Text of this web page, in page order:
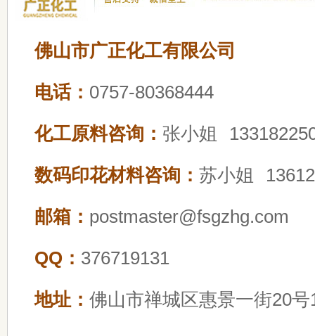
佛山市广正化工有限公司
电话： 0757-80368444
化工原料咨询： 张小姐
数码印花材料咨询： 苏小姐
邮箱： postmaster@fsgzhg.com
QQ： 376719131
地址： 佛山市禅城区惠景一街20号